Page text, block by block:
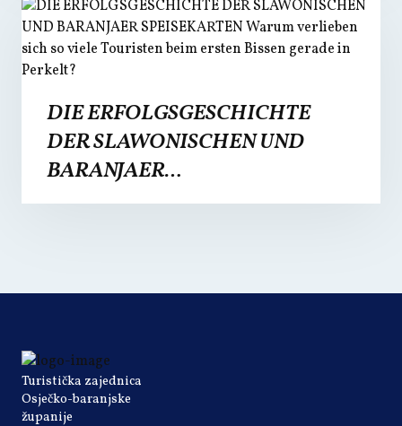
DIE ERFOLGSGESCHICHTE
DER SLAWONISCHEN UND
BARANJAER…
Turistička zajednica
Osječko-baranjske
županije